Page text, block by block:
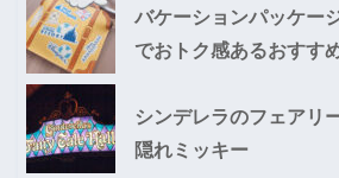
バケーションパッケー
でおトク感あるおすす
シンデレラのフェアリ
隠れミッキー